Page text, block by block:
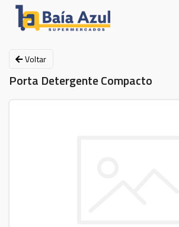
Voltar
Porta Detergente Compacto